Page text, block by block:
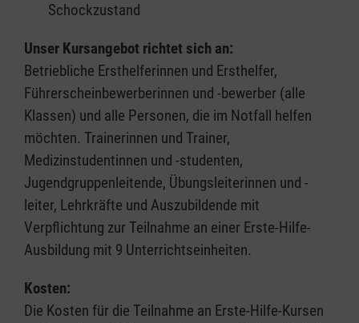
Schockzustand
Unser Kursangebot richtet sich an:
Betriebliche Ersthelferinnen und Ersthelfer,
Führerscheinbewerberinnen und -bewerber (alle
Klassen) und alle Personen, die im Notfall helfen
möchten. Trainerinnen und Trainer,
Medizinstudentinnen und -studenten,
Jugendgruppenleitende, Übungsleiterinnen und -
leiter, Lehrkräfte und Auszubildende mit
Verpflichtung zur Teilnahme an einer Erste-Hilfe-
Ausbildung mit 9 Unterrichtseinheiten.
Kosten:
Die Kosten für die Teilnahme an Erste-Hilfe-Kursen